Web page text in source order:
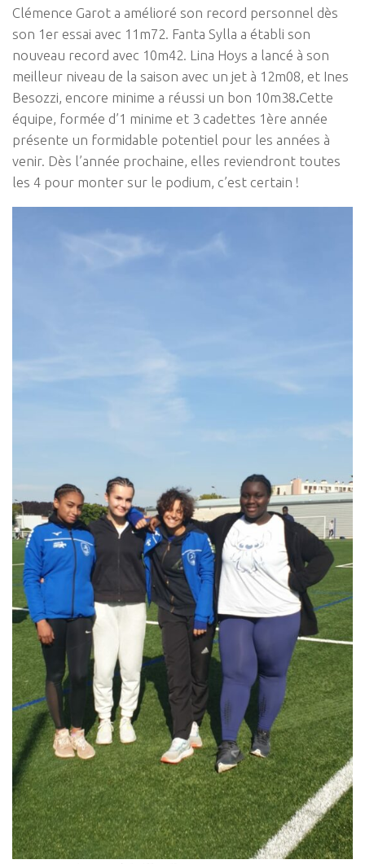
Clémence Garot a amélioré son record personnel dès
son 1er essai avec 11m72. Fanta Sylla a établi son
nouveau record avec 10m42. Lina Hoys a lancé à son
meilleur niveau de la saison avec un jet à 12m08, et Ines
Besozzi, encore minime a réussi un bon 10m38.Cette
équipe, formée d’1 minime et 3 cadettes 1ère année
présente un formidable potentiel pour les années à
venir. Dès l’année prochaine, elles reviendront toutes
les 4 pour monter sur le podium, c’est certain !